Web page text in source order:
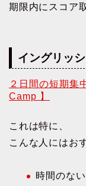
期限内にスコア
イングリッ
２日間の短期集
Camp 】
これは特に、
こんな人にはお
時間のな